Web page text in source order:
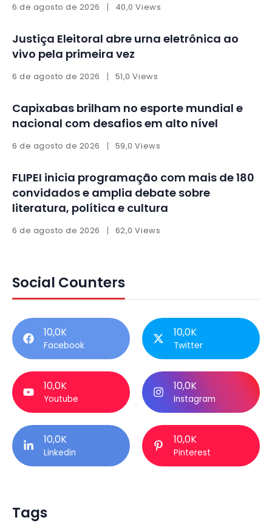
6 de agosto de 2026 40,0 Views
Justiça Eleitoral abre urna eletrônica ao
vivo pela primeira vez
6 de agosto de 2026 51,0 Views
Capixabas brilham no esporte mundial e
nacional com desafios em alto nível
6 de agosto de 2026 59,0 Views
FLIPEI inicia programação com mais de 180
convidados e amplia debate sobre
literatura, política e cultura
6 de agosto de 2026 62,0 Views
Social Counters
10,0K
Facebook
10,0K
Twitter
10,0K
Youtube
10,0K
Instagram
10,0K
Linkedin
10,0K
Pinterest
Tags